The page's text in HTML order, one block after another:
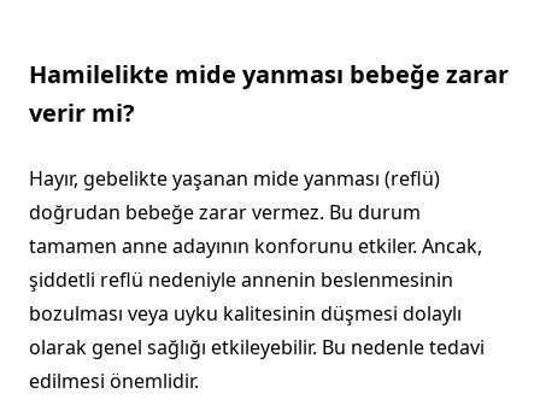
Hamilelikte mide yanması bebeğe zarar
verir mi?
Hayır, gebelikte yaşanan mide yanması (reflü)
doğrudan bebeğe zarar vermez. Bu durum
tamamen anne adayının konforunu etkiler. Ancak,
şiddetli reflü nedeniyle annenin beslenmesinin
bozulması veya uyku kalitesinin düşmesi dolaylı
olarak genel sağlığı etkileyebilir. Bu nedenle tedavi
edilmesi önemlidir.